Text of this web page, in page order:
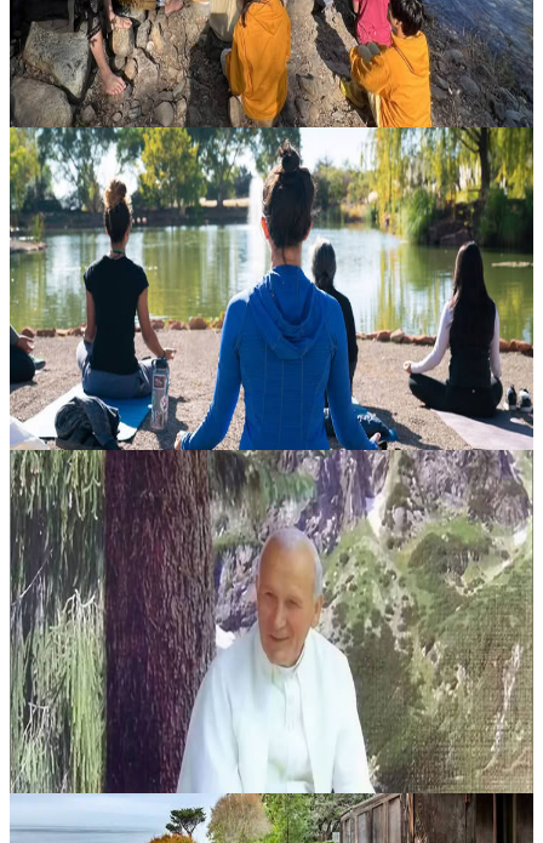
240,00 USD
8 agosto 2026 02:00
Grass Valley, Stati Uniti
Weekend di meditazione a Sedona
Unisciti a noi per un ritiro di meditazione di 3 giorni tra le rocce
rosse di Sedona, in Arizona, presso Sedona Mago. Lascia per un
momento le distrazioni della vita quotidiana, rallenta il ritmo e ri...
788,00 USD
8 agosto 2026 03:00
Sedona, Stati Uniti
Osa scrivere
Un ritiro-workshop pensato per chi desidera avvicinarsi alla scrittura
contemplativa in un clima di ascolto, raccoglimento e libertà
interiore. Con Marcia McLaughlin, OblSB, i partecipanti saranno
acc...
100,00 USD
8 agosto 2026
04:30
Lacey, Stati Uniti